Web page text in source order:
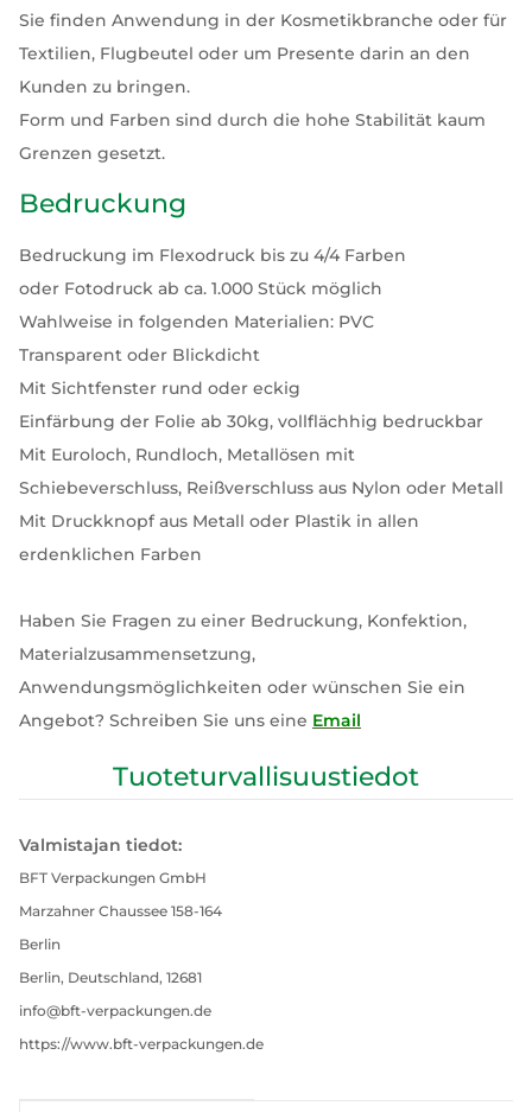
Sie finden Anwendung in der Kosmetikbranche oder für
Textilien, Flugbeutel oder um Presente darin an den
Kunden zu bringen.
Form und Farben sind durch die hohe Stabilität kaum
Grenzen gesetzt.
Bedruckung
Bedruckung im Flexodruck bis zu 4/4 Farben
oder Fotodruck ab ca. 1.000 Stück möglich
Wahlweise in folgenden Materialien: PVC
Transparent oder Blickdicht
Mit Sichtfenster rund oder eckig
Einfärbung der Folie ab 30kg, vollflächhig bedruckbar
Mit Euroloch, Rundloch, Metallösen mit
Schiebeverschluss, Reißverschluss aus Nylon oder Metall
Mit Druckknopf aus Metall oder Plastik in allen
erdenklichen Farben
Haben Sie Fragen zu einer Bedruckung, Konfektion,
Materialzusammensetzung,
Anwendungsmöglichkeiten oder wünschen Sie ein
Angebot? Schreiben Sie uns eine Email
Tuoteturvallisuustiedot
Valmistajan tiedot:
BFT Verpackungen GmbH
Marzahner Chaussee 158-164
Berlin
Berlin, Deutschland, 12681
info@bft-verpackungen.de
https://www.bft-verpackungen.de